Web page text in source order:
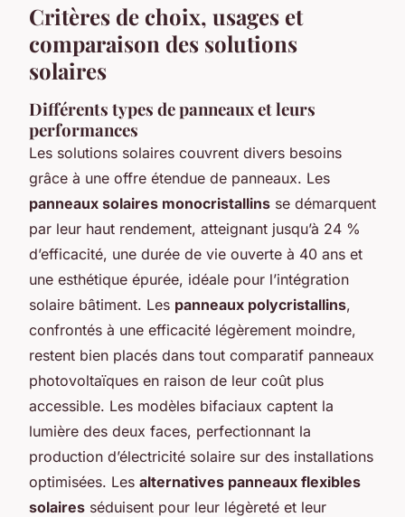
Critères de choix, usages et
comparaison des solutions
solaires
Différents types de panneaux et leurs
performances
Les solutions solaires couvrent divers besoins
grâce à une offre étendue de panneaux. Les
panneaux solaires monocristallins se démarquent
par leur haut rendement, atteignant jusqu’à 24 %
d’efficacité, une durée de vie ouverte à 40 ans et
une esthétique épurée, idéale pour l’intégration
solaire bâtiment. Les panneaux polycristallins,
confrontés à une efficacité légèrement moindre,
restent bien placés dans tout comparatif panneaux
photovoltaïques en raison de leur coût plus
accessible. Les modèles bifaciaux captent la
lumière des deux faces, perfectionnant la
production d’électricité solaire sur des installations
optimisées. Les alternatives panneaux flexibles
solaires séduisent pour leur légèreté et leur